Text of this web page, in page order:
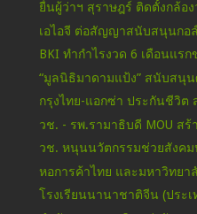
ยื่นผู้ว่าฯ สุราษฎร์ ติดตั้งกล้อ
เอไอจี ต่อสัญญาสนับสนุนกอล์
BKI ทำกำไรงวด 6 เดือนแร
“มูลนิธิมาดามแป้ง” สนับสนุ
กรุงไทย-แอกซ่า ประกันชีวิ
วช. - รพ.รามาธิบดี MOU ส
วช. หนุนนวัตกรรมช่วยสังค
หอการค้าไทย และมหาวิทยา
โรงเรียนนานาชาติจีน (ประเ